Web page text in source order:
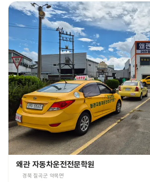
왜관 자동차운전전문학원
경북 칠곡군 약목면